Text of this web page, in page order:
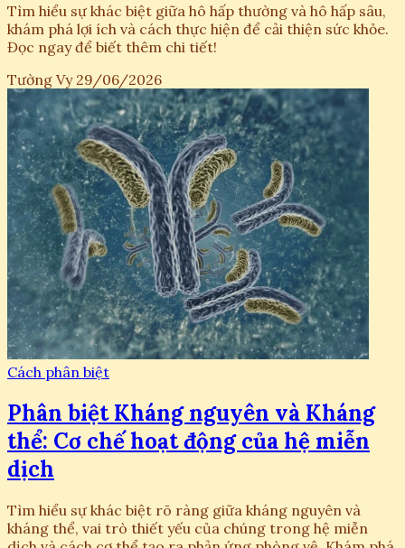
Tìm hiểu sự khác biệt giữa hô hấp thường và hô hấp sâu,
khám phá lợi ích và cách thực hiện để cải thiện sức khỏe.
Đọc ngay để biết thêm chi tiết!
Tường Vy 29/06/2026
Cách phân biệt
Phân biệt Kháng nguyên và Kháng
thể: Cơ chế hoạt động của hệ miễn
dịch
Tìm hiểu sự khác biệt rõ ràng giữa kháng nguyên và
kháng thể, vai trò thiết yếu của chúng trong hệ miễn